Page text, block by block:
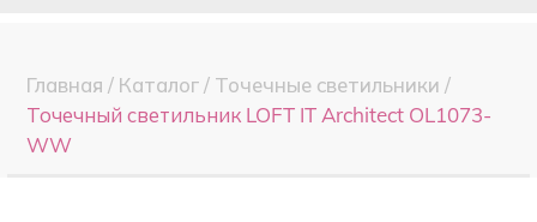
Главная / Каталог/ Точечные cветильники /
Точечный светильник LOFT IT Architect OL1073-
WW